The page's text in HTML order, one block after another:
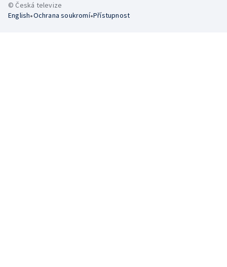
© Česká televize
English•Ochrana soukromí•Přístupnost